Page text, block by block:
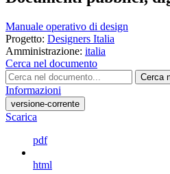
Manuale operativo di design
Progetto: Designers Italia
Amministrazione: italia
Cerca nel documento
Cerca
Informazioni
versione-corrente
Scarica
pdf
html